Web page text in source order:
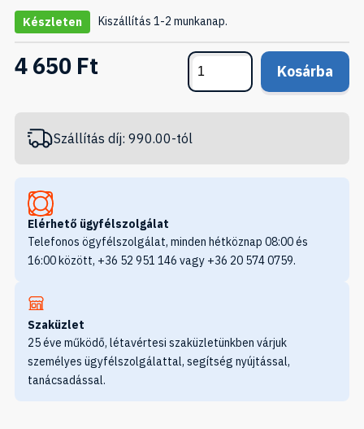
Készleten Kiszállítás 1-2 munkanap.
4 650 Ft Kosárba
Szállítás díj: 990.00-tól
Elérhető ügyfélszolgálat
Telefonos ögyfélszolgálat, minden hétköznap 08:00 és
16:00 között, +36 52 951 146 vagy +36 20 574 0759.
Szaküzlet
25 éve működő, létavértesi szaküzletünkben várjuk
személyes ügyfélszolgálattal, segítség nyújtással,
tanácsadással.